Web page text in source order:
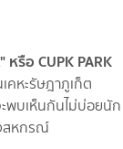
รือ CUPK PARK
หะรัษฎาภูเก็ต
พบเห็นกันไม่บ่อยนัก
สหกรณ์